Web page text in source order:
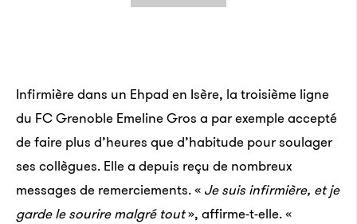
Infirmière dans un Ehpad en Isère, la troisième ligne
du FC Grenoble Emeline Gros a par exemple accepté
de faire plus d’heures que d’habitude pour soulager
ses collègues. Elle a depuis reçu de nombreux
messages de remerciements. « Je suis infirmière, et je
garde le sourire malgré tout», affirme-t-elle. «